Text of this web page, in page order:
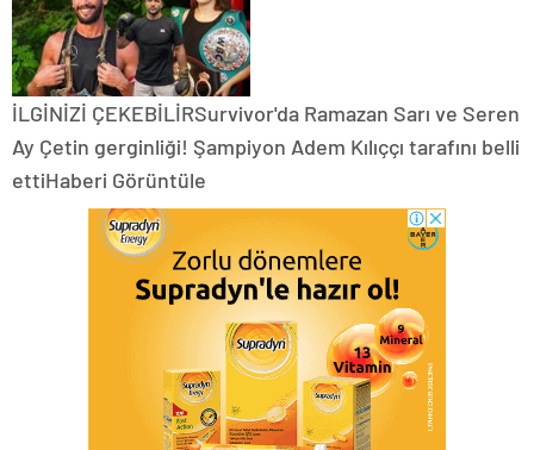
İLGİNİZİ ÇEKEBİLİRSurvivor'da Ramazan Sarı ve Seren
Ay Çetin gerginliği! Şampiyon Adem Kılıççı tarafını belli
ettiHaberi Görüntüle